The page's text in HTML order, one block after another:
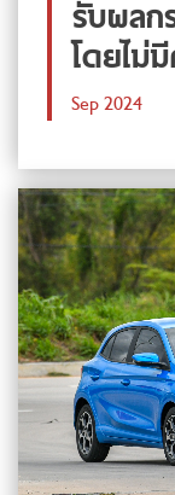
รับผลก
โดยไม่
Sep 2024